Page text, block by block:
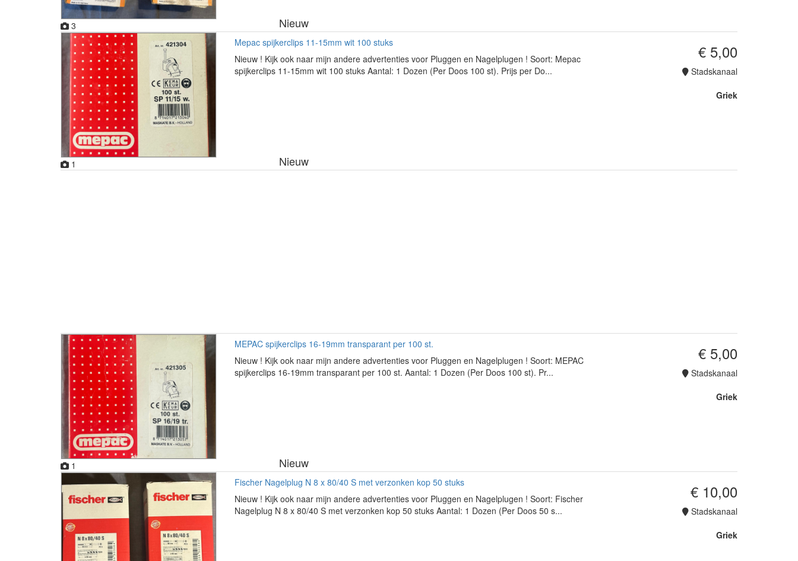
3 Nieuw
1 Nieuw
Mepac spijkerclips 11-15mm wit 100 stuks
Nieuw ! Kijk ook naar mijn andere advertenties voor Pluggen en Nagelplugen ! Soort: Mepac
spijkerclips 11-15mm wit 100 stuks Aantal: 1 Dozen (Per Doos 100 st). Prijs per Do...
€ 5,00
Stadskanaal
Griek
1 Nieuw
MEPAC spijkerclips 16-19mm transparant per 100 st.
Nieuw ! Kijk ook naar mijn andere advertenties voor Pluggen en Nagelplugen ! Soort: MEPAC
spijkerclips 16-19mm transparant per 100 st. Aantal: 1 Dozen (Per Doos 100 st). Pr...
€ 5,00
Stadskanaal
Griek
Fischer Nagelplug N 8 x 80/40 S met verzonken kop 50 stuks
Nieuw ! Kijk ook naar mijn andere advertenties voor Pluggen en Nagelplugen ! Soort: Fischer
Nagelplug N 8 x 80/40 S met verzonken kop 50 stuks Aantal: 1 Dozen (Per Doos 50 s...
€ 10,00
Stadskanaal
Griek